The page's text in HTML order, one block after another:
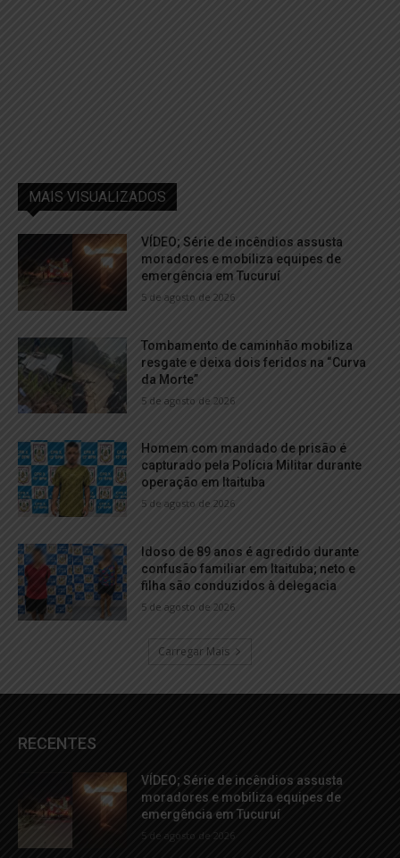
MAIS VISUALIZADOS
VÍDEO; Série de incêndios assusta
moradores e mobiliza equipes de
emergência em Tucuruí
5 de agosto de 2026
Tombamento de caminhão mobiliza
resgate e deixa dois feridos na “Curva
da Morte”
5 de agosto de 2026
Homem com mandado de prisão é
capturado pela Polícia Militar durante
operação em Itaituba
5 de agosto de 2026
Idoso de 89 anos é agredido durante
confusão familiar em Itaituba; neto e
filha são conduzidos à delegacia
5 de agosto de 2026
Carregar Mais
RECENTES
VÍDEO; Série de incêndios assusta
moradores e mobiliza equipes de
emergência em Tucuruí
5 de agosto de 2026